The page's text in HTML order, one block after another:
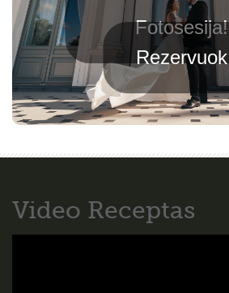
Fotosesija!
Rezervuok
Video Receptas